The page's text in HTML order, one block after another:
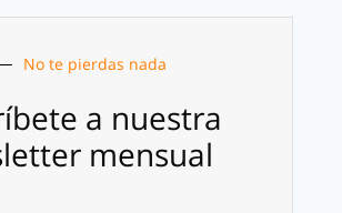
No te pierdas nada
a nuestra
mensual